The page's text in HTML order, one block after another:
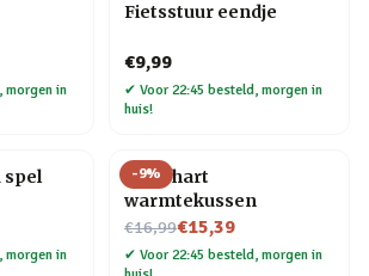
morgen in
Fietsstuur eendje
€9,99
✔ Voor 22:45 besteld, morgen in
huis!
spel
morgen in
-9%
Rood hart
warmtekussen
€16,99
Nu voor€15,39
✔ Voor 22:45 besteld, morgen in